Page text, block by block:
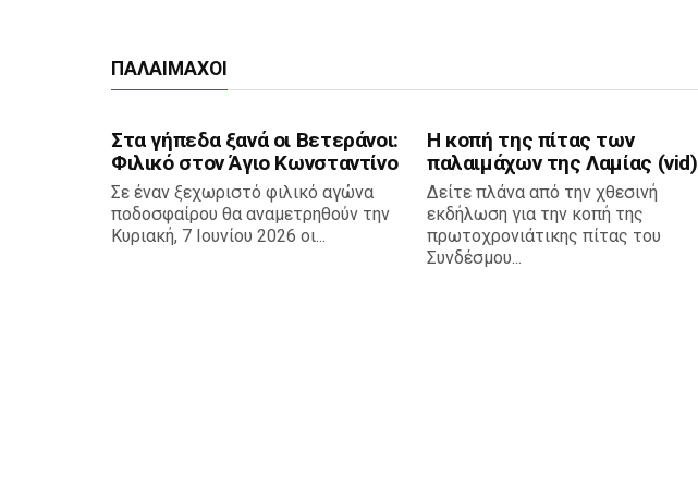
ΠΑΛΑΊΜΑΧΟΙ
Στα γήπεδα ξανά οι Βετεράνοι:
Φιλικό στον Άγιο Κωνσταντίνο
Σε έναν ξεχωριστό φιλικό αγώνα
ποδοσφαίρου θα αναμετρηθούν την
Κυριακή, 7 Ιουνίου 2026 οι...
Η κοπή της πίτας των
παλαιμάχων της Λαμίας (vid)
Δείτε πλάνα από την χθεσινή
εκδήλωση για την κοπή της
πρωτοχρονιάτικης πίτας του
Συνδέσμου...